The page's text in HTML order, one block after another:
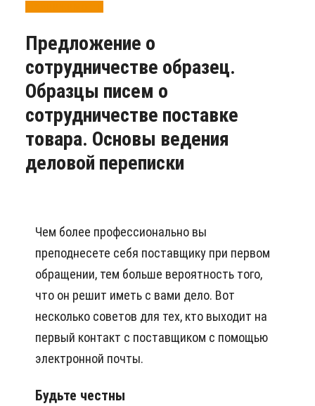
Предложение о
сотрудничестве образец.
Образцы писем о
сотрудничестве поставке
товара. Основы ведения
деловой переписки
Чем более профессионально вы
преподнесете себя поставщику при первом
обращении, тем больше вероятность того,
что он решит иметь с вами дело. Вот
несколько советов для тех, кто выходит на
первый контакт с поставщиком с помощью
электронной почты.
Будьте честны